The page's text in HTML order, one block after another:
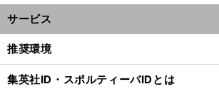
サービス
推奨環境
集英社ID・スポルティーバIDとは